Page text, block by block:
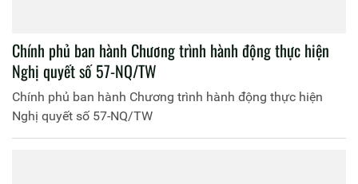
Chính phủ ban hành Chương trình hành động thực hiện
Nghị quyết số 57-NQ/TW
Chính phủ ban hành Chương trình hành động thực hiện
Nghị quyết số 57-NQ/TW